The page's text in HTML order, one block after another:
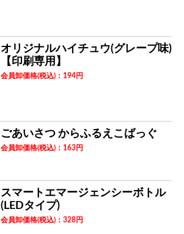
オリジナルハイチュウ(グレープ味)
【印刷専用】
会員卸価格(税込) ： 194円
ごあいさつ からふるえこばっぐ
会員卸価格(税込) ： 163円
スマートエマージェンシーボトル
(LEDタイプ)
会員卸価格(税込) ： 328円